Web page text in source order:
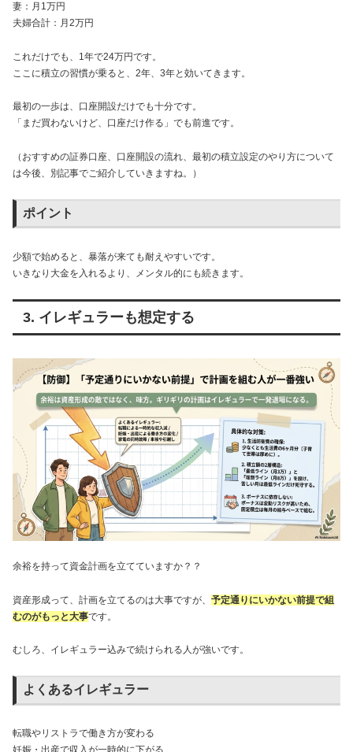
妻：月1万円
夫婦合計：月2万円
これだけでも、1年で24万円です。
ここに積立の習慣が乗ると、2年、3年と効いてきます。
最初の一歩は、口座開設だけでも十分です。
「まだ買わないけど、口座だけ作る」でも前進です。
（おすすめの証券口座、口座開設の流れ、最初の積立設定のやり方について
は今後、別記事でご紹介していきますね。）
ポイント
少額で始めると、暴落が来ても耐えやすいです。
いきなり大金を入れるより、メンタル的にも続きます。
3. イレギュラーも想定する
余裕を持って資金計画を立てていますか？？
資産形成って、計画を立てるのは大事ですが、 予定通りにいかない前提で組
むのがもっと大事です。
むしろ、イレギュラー込みで続けられる人が強いです。
よくあるイレギュラー
転職やリストラで働き方が変わる